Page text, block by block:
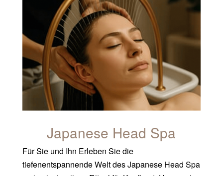
Japanese Head Spa
Für Sie und Ihn Erleben Sie die
tiefenentspannende Welt des Japanese Head Spa